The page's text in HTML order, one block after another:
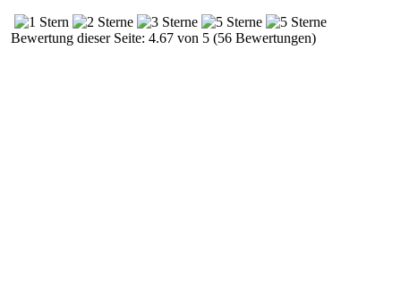
Bewertung dieser Seite: 4.67 von 5 (56 Bewertungen)